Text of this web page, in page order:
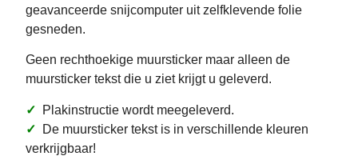
geavanceerde snijcomputer uit zelfklevende folie
gesneden.
Geen rechthoekige muursticker maar alleen de
muursticker tekst die u ziet krijgt u geleverd.
✓ Plakinstructie wordt meegeleverd.
✓ De muursticker tekst is in verschillende kleuren
verkrijgbaar!